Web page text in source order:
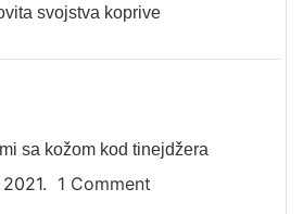
svojstva koprive
sa kožom kod tinejdžera
1 Comment